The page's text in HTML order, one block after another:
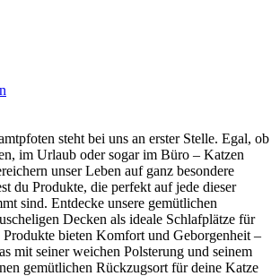
steht bei uns an erster Stelle. Egal, ob
im Urlaub oder sogar im Büro – Katzen
unser Leben auf ganz besondere
du Produkte, die perfekt auf jede dieser
sind. Entdecke unsere gemütlichen
Decken als ideale Schlafplätze für
Produkte bieten Komfort und Geborgenheit –
mit seiner weichen Polsterung und seinem
gemütlichen Rückzugsort für deine Katze